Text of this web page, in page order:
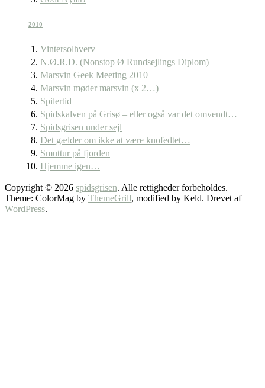
2010
Vintersolhverv
N.Ø.R.D. (Nonstop Ø Rundsejlings Diplom)
Marsvin Geek Meeting 2010
Marsvin møder marsvin (x 2…)
Spilertid
Spidskalven på Grisø – eller også var det omvendt…
Spidsgrisen under sejl
Det gælder om ikke at være knofedtet…
Smuttur på fjorden
Hjemme igen…
Copyright © 2026 spidsgrisen. Alle rettigheder forbeholdes.
Theme: ColorMag by ThemeGrill, modified by Keld. Drevet af
WordPress.